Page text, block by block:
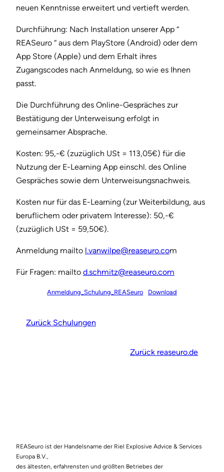
neuen Kenntnisse erweitert und vertieft werden.
Durchführung: Nach Installation unserer App “
REASeuro “ aus dem PlayStore (Android) oder dem
App Store (Apple) und dem Erhalt ihres
Zugangscodes nach Anmeldung, so wie es Ihnen
passt.
Die Durchführung des Online-Gespräches zur
Bestätigung der Unterweisung erfolgt in
gemeinsamer Absprache.
Kosten: 95,-€ (zuzüglich USt = 113,05€) für die
Nutzung der E-Learning App einschl. des Online
Gespräches sowie dem Unterweisungsnachweis.
Kosten nur für das E-Learning (zur Weiterbildung, aus
beruflichem oder privatem Interesse): 50,-€
(zuzüglich USt = 59,50€).
Anmeldung mailto l.vanwilpe@reaseuro.com
Für Fragen: mailto d.schmitz@reaseuro.com
Anmeldung_Schulung_REASeuro Download
Zurück Schulungen
Zurück reaseuro.de
REASeuro ist der Handelsname der Riel Explosive Advice & Services
Europa B.V.,
des ältesten, erfahrensten und größten Betriebes der